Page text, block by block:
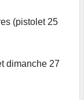
(pistolet 25
dimanche 27